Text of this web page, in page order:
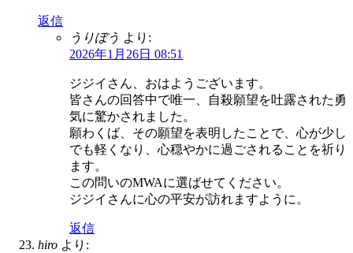
返信
うりぼう より:
2026年1月26日 08:51
ジジイさん、おはようございます。
皆さんの回答中で唯一、自殺願望を吐露された勇
気に驚かされました。
願わくば、その願望を表明したことで、心が少し
でも軽くなり、心穏やかに過ごされることを祈り
ます。
この問いのMWAに選ばせてください。
ジジイさんに心の平安が訪れますように。
返信
hiro より: